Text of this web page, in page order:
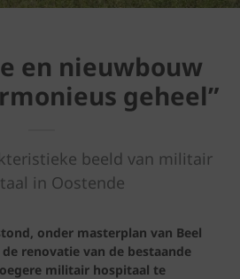
en nieuwbouw
geheel”
beeld van militair
in Oostende
onder masterplan van Beel
renovatie van de bestaande
militair hospitaal te